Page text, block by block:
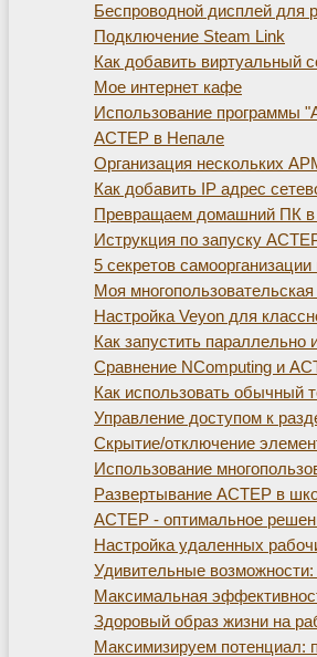
Беспроводной дисплей для
Подключение Steam Link
Как добавить виртуальный
Мое интернет кафе
Использование программы
АСТЕР в Непале
Организация нескольких
Как добавить IP адрес
Превращаем домашний ПК в
Иструкция по запуску
5 секретов
Моя
Настройка Veyon для
Как запустить
Сравнение NComputing и
Как использовать обычный
Управление доступом к
Скрытие/отключение
Использование
Развертывание АСТЕР в
АСТЕР - оптимальное
Настройка удаленных
Удивительные
Максимальная
Здоровый образ жизни на
Максимизируем потенциал: